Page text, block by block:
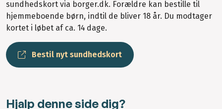
sundhedskort via borger.dk. Forældre kan bestille til
hjemmeboende børn, indtil de bliver 18 år. Du modtager
kortet i løbet af ca. 14 dage.
Bestil nyt sundhedskort
Hjalp denne side dig?